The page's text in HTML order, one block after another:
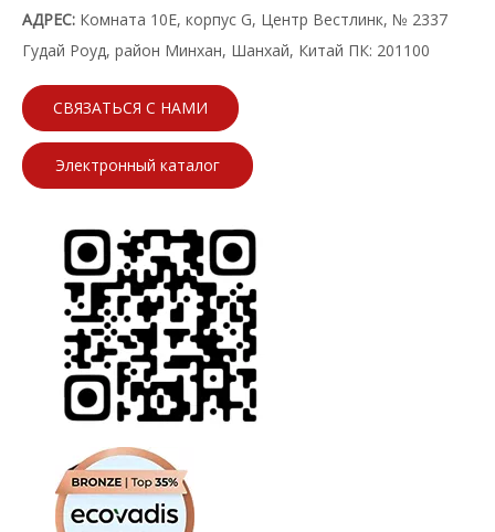
АДРЕС: Комната 10E, корпус G, Центр Вестлинк, № 2337
Гудай Роуд, район Минхан, Шанхай, Китай ПК: 201100
СВЯЗАТЬСЯ С НАМИ
Электронный каталог